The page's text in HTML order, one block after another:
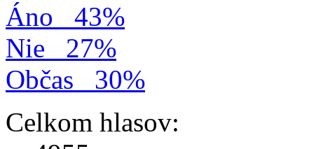
Áno
43%
Nie
27%
Občas
30%
Celkom hlasov: